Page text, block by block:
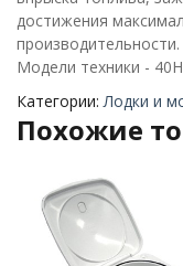
достижения
производительности.
Модели техники -
Категории:Лодки и
Похожие